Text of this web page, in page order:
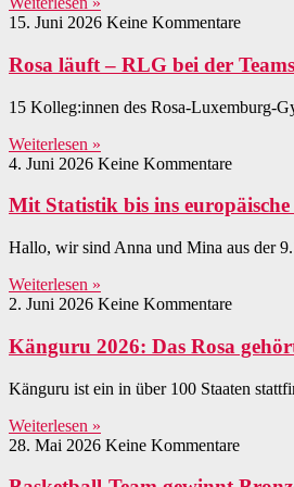
15. Juni 2026 Keine Kommentare
Rosa läuft – RLG bei der
15 Kolleg:innen des Rosa-Luxemburg-
Weiterlesen »
4. Juni 2026 Keine Kommentare
Mit Statistik bis ins
Hallo, wir sind Anna und Mina aus der
Weiterlesen »
2. Juni 2026 Keine Kommentare
Känguru 2026: Das Rosa
Känguru ist ein in über 100 Staaten
Weiterlesen »
28. Mai 2026 Keine Kommentare